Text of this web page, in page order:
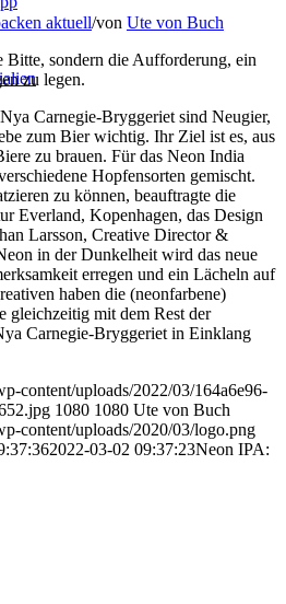
aktuell/von Ute von Buch
sondern die Aufforderung, ein
zu legen.
Carnegie-Bryggeriet sind Neugier,
zum Bier wichtig. Ihr Ziel ist es, aus
zu brauen. Für das Neon India
Hopfensorten gemischt.
zu können, beauftragte die
Everland, Kopenhagen, das Design
Larsson, Creative Director &
in der Dunkelheit wird das neue
erregen und ein Lächeln auf
haben die (neonfarbene)
gleichzeitig mit dem Rest der
Carnegie-Bryggeriet in Einklang
content/uploads/2022/03/164a6e96-
1080 1080 Ute von Buch
content/uploads/2020/03/logo.png
2022-03-02 09:37:23Neon IPA: